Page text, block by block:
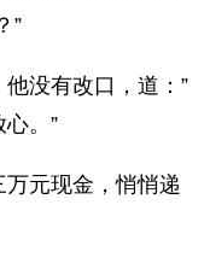
”
没有改口，道：”
。”
元现金，悄悄递